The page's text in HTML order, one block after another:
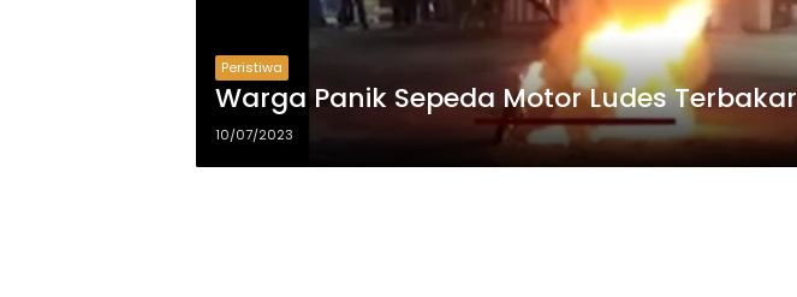
Peristiwa
Warga Panik Sepeda Motor Ludes Terbakar
10/07/2023